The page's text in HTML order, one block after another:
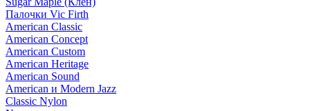
Палочки Vic Firth
American Classic
American Concept
American Custom
American Heritage
American Sound
American и Modern Jazz
Classic Nylon